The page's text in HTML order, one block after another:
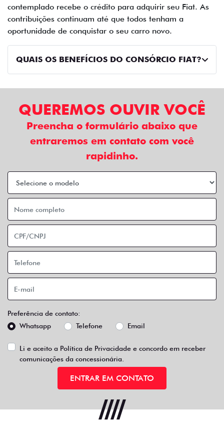
contemplado recebe o crédito para adquirir seu Fiat. As
contribuições continuam até que todos tenham a
oportunidade de conquistar o seu carro novo.
QUAIS OS BENEFÍCIOS DO CONSÓRCIO FIAT?
QUEREMOS OUVIR VOCÊ
Preencha o formulário abaixo que
entraremos em contato com você
rapidinho.
Preferência de contato:
Whatsapp
Telefone Email
Li e aceito a Política de Privacidade e concordo em receber
comunicações da concessionária.
ENTRAR EM CONTATO